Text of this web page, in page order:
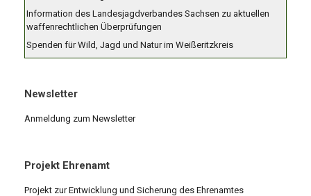
Information des Landesjagdverbandes Sachsen zu aktuellen
waffenrechtlichen Überprüfungen
Spenden für Wild, Jagd und Natur im Weißeritzkreis
Newsletter
Anmeldung zum Newsletter
Projekt Ehrenamt
Projekt zur Entwicklung und Sicherung des Ehrenamtes